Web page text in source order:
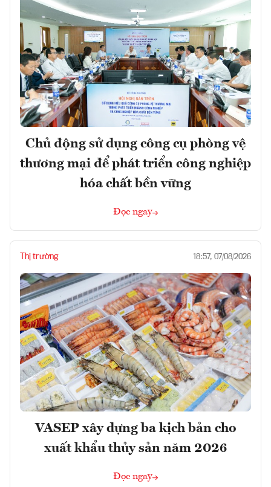
Chủ động sử dụng công cụ phòng vệ
thương mại để phát triển công nghiệp
hóa chất bền vững
Đọc ngay
Thị trường 18:57, 07/08/2026
VASEP xây dựng ba kịch bản cho
xuất khẩu thủy sản năm 2026
Đọc ngay